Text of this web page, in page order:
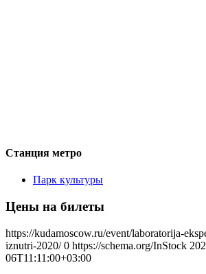
Станция метро
Парк культуры
Цены на билеты
https://kudamoscow.ru/event/laboratorija-
iznutri-2020/ 0 https://schema.org/InStock
06T11:11:00+03:00